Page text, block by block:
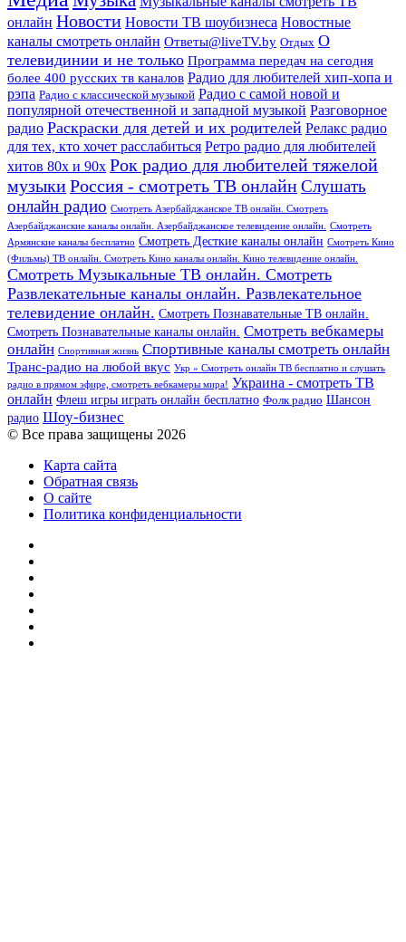
онлайн Новости Новости ТВ шоубизнеса Новостные
каналы смотреть онлайн Ответы@liveTV.by Отдых О
телевидинии и не только Программа передач на сегодня
более 400 русских тв каналов Радио для любителей хип-хопа и
рэпа Радио с классической музыкой Радио с самой новой и
популярной отечественной и западной музыкой Разговорное
радио Раскраски для детей и их родителей Релакс радио
для тех, кто хочет расслабиться Ретро радио для любителей
хитов 80х и 90х Рок радио для любителей тяжелой
музыкиРоссия - смотреть ТВ онлайнСлушать
онлайн радио Смотреть Азербайджанское ТВ онлайн. Смотреть
Азербайджанские каналы онлайн. Азербайджанское телевидение онлайн.
Смотреть
Армянские каналы бесплатно Смотреть Десткие каналы онлайн Смотреть Кино
(Фильмы) ТВ онлайн. Смотреть Кино каналы онлайн. Кино телевидение онлайн.
Смотреть Музыкальные ТВ онлайн. Смотреть
Развлекательные каналы онлайн. Развлекательное
телевидение онлайн. Смотреть Познавательные ТВ онлайн.
Смотреть Познавательные каналы онлайн. Смотреть вебкамеры
онлайн Спортивная жизнь Спортивные каналы смотреть онлайн
Транс-радио на любой вкус Укр » Смотреть онлайн ТВ бесплатно и слушать
радио в прямом эфире, смотреть вебкамеры мира! Украина - смотреть ТВ
онлайн Флеш игры играть онлайн бесплатно Фолк радио Шансон
радио Шоу-бизнес
© Все права защищены 2026
Карта сайта
Обратная связь
О сайте
Политика конфиденциальности